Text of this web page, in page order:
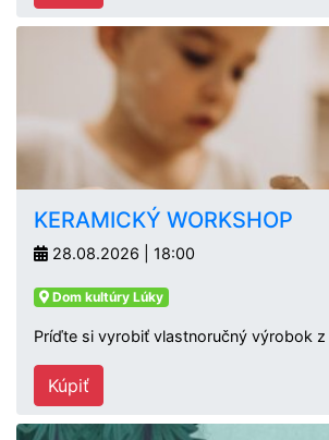
KERAMICKÝ WORKSHOP
28.08.2026 | 18:00
Dom kultúry Lúky
Príďte si vyrobiť vlastnoručný výrobok z
Kúpiť